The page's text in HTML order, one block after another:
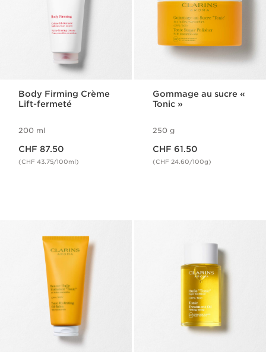
Body Firming Crème
Lift-fermeté
200 ml
CHF 87.50
(CHF 43.75/100ml)
Gommage au sucre «
Tonic »
250 g
CHF 61.50
(CHF 24.60/100g)